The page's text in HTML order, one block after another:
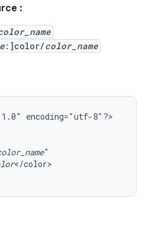
:
:]color/color_name
encoding="utf-8"?>
</color>